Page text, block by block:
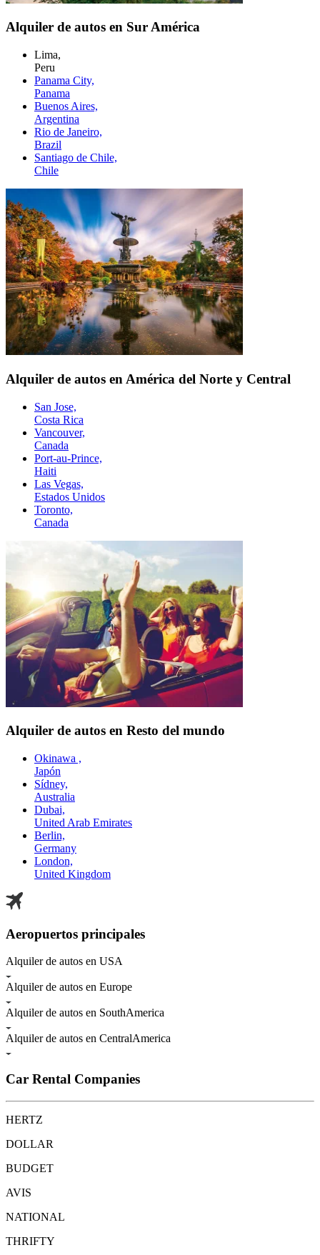
Alquiler de autos en Sur América
Lima,
Peru
Panama City,
Panama
Buenos Aires,
Argentina
Rio de Janeiro,
Brazil
Santiago de Chile,
Chile
Alquiler de autos en América del Norte y Central
San Jose,
Costa Rica
Vancouver,
Canada
Port-au-Prince,
Haiti
Las Vegas,
Estados Unidos
Toronto,
Canada
Alquiler de autos en Resto del mundo
Okinawa ,
Japón
Sídney,
Australia
Dubai,
United Arab Emirates
Berlin,
Germany
London,
United Kingdom
Aeropuertos principales
Alquiler de autos en USA
Alquiler de autos en Europe
Alquiler de autos en SouthAmerica
Alquiler de autos en CentralAmerica
Car Rental Companies
HERTZ
DOLLAR
BUDGET
AVIS
NATIONAL
THRIFTY